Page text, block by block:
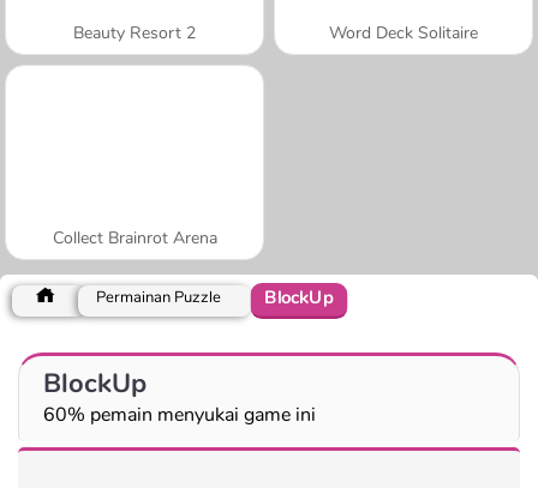
Beauty Resort 2 Word Deck Solitaire
Collect Brainrot Arena
Permainan Puzzle BlockUp
BlockUp
60% pemain menyukai game ini